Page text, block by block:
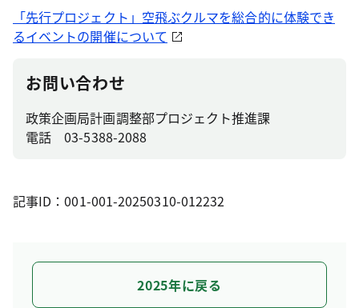
「先行プロジェクト」空飛ぶクルマを総合的に体験でき
るイベントの開催について
お問い合わせ
政策企画局計画調整部プロジェクト推進課
電話 03-5388-2088
記事ID：001-001-20250310-012232
2025年に戻る